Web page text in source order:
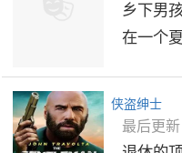
乡下男
在一个
侠盗绅士
最后更